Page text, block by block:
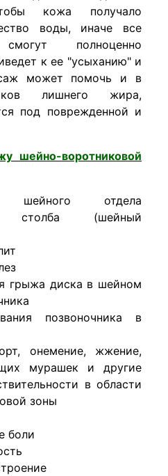
кожа получало
воды, иначе все
полноценно
к ее "усыханию" и
может помочь и в
лишнего жира,
под поврежденной и
шейно-воротниковой
шейного отдела
столба (шейный
грыжа диска в шейном
позвоночника в
онемение, жжение,
мурашек и другие
в области
зоны
боли